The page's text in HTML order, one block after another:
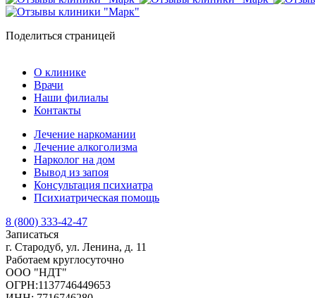
Поделиться страницей
О клинике
Врачи
Наши филиалы
Контакты
Лечение наркомании
Лечение алкоголизма
Нарколог на дом
Вывод из запоя
Консультация психиатра
Психиатрическая помощь
8 (800) 333-42-47
Записаться
г. Стародуб, ул. Ленина, д. 11
Работаем круглосуточно
ООО "НДТ"
ОГРН:1137746449653